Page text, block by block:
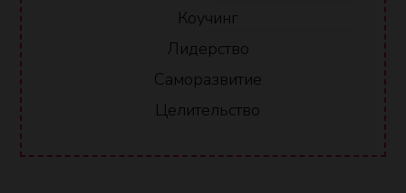
Коучинг
Лидерство
Саморазвитие
Целительство